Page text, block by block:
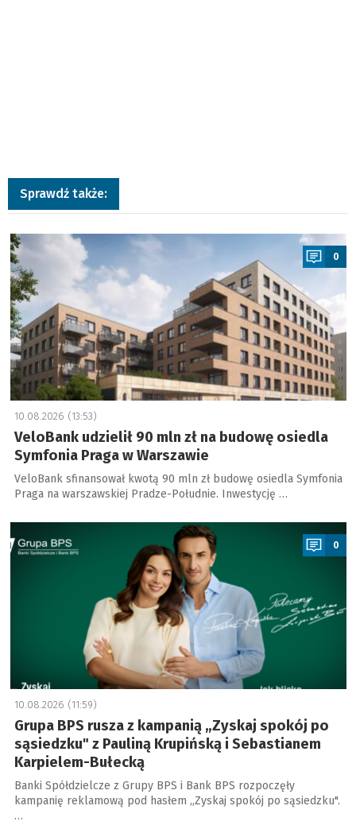
Sprawdź także:
a
0
10.08.2026 (13:53)
VeloBank udzielił 90 mln zł na budowę osiedla
Symfonia Praga w Warszawie
VeloBank sfinansował kwotą 90 mln zł budowę osiedla Symfonia
Praga na warszawskiej Pradze-Południe. Inwestycję …
a
0
10.08.2026 (11:59)
Grupa BPS rusza z kampanią „Zyskaj spokój po
sąsiedzku" z Pauliną Krupińską i Sebastianem
Karpielem-Bułecką
Banki Spółdzielcze z Grupy BPS i Bank BPS rozpoczęły
kampanię reklamową pod hasłem „Zyskaj spokój po sąsiedzku".
…